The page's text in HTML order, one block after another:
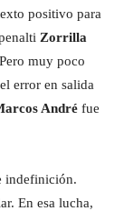
positivo para
Zorrilla
muy poco
el error en salida
André fue
indefinición.
En esa lucha,